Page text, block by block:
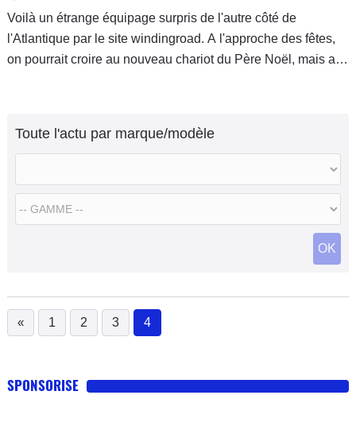
Voilà un étrange équipage surpris de l'autre côté de
l'Atlantique par le site windingroad. A l'approche des fêtes,
on pourrait croire au nouveau chariot du Père Noël, mais au
Toute l'actu par marque/modèle
OK
« 1 2 3 4
(current)
SPONSORISE